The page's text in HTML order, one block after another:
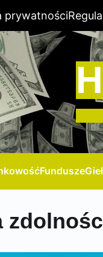
prywatności
Fundusze